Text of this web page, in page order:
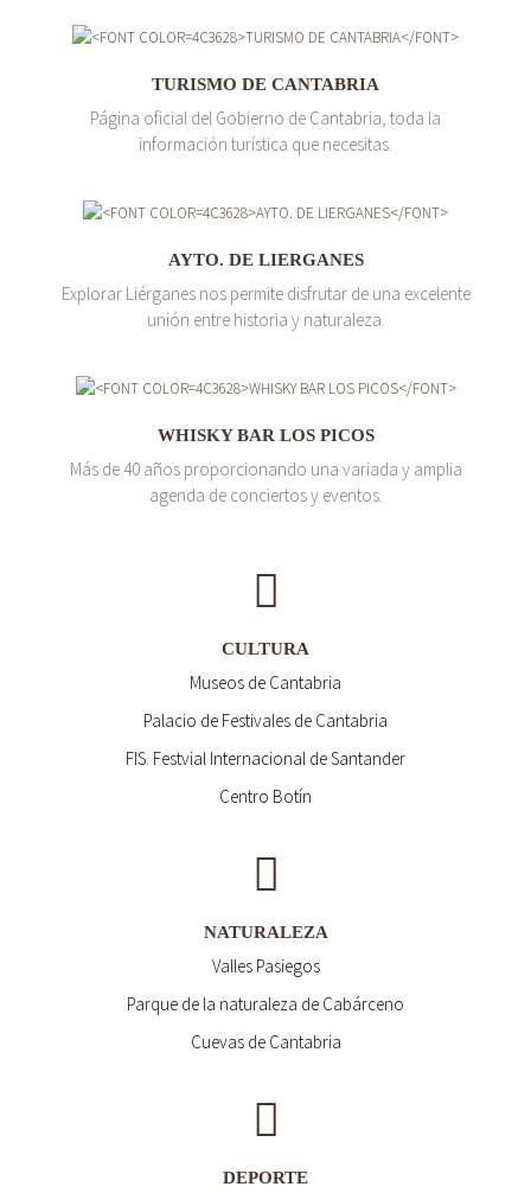
TURISMO DE CANTABRIA
Página oficial del Gobierno de Cantabria, toda la
información turística que necesitas.
AYTO. DE LIERGANES
Explorar Liérganes nos permite disfrutar de una excelente
unión entre historia y naturaleza.
WHISKY BAR LOS PICOS
Más de 40 años proporcionando una variada y amplia
agenda de conciertos y eventos.
CULTURA
Museos de Cantabria
Palacio de Festivales de Cantabria
FIS. Festvial Internacional de Santander
Centro Botín
NATURALEZA
Valles Pasiegos
Parque de la naturaleza de Cabárceno
Cuevas de Cantabria
DEPORTE